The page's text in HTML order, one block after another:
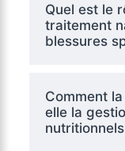
Quel est le
traitement
blessures
Comment
elle la